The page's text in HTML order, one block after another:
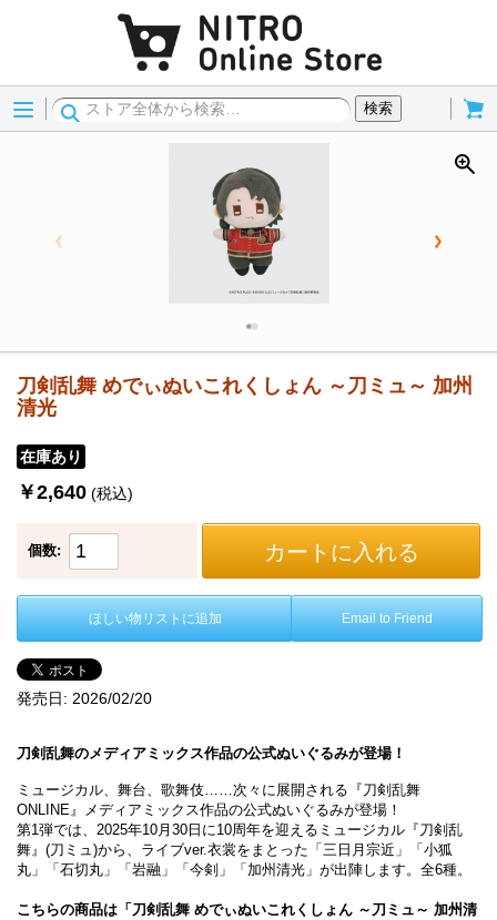
Menu
検索
刀剣乱舞 めでぃぬいこれくしょん ～刀ミュ～ 加州
清光
在庫あり
￥2,640 (税込)
個数: カートに入れる
ほしい物リストに追加 Email to Friend
発売日: 2026/02/20
刀剣乱舞のメディアミックス作品の公式ぬいぐるみが登場！
ミュージカル、舞台、歌舞伎……次々に展開される『刀剣乱舞
ONLINE』メディアミックス作品の公式ぬいぐるみが登場！
第1弾では、2025年10月30日に10周年を迎えるミュージカル『刀剣乱
舞』(刀ミュ)から、ライブver.衣裳をまとった「三日月宗近」「小狐
丸」「石切丸」「岩融」「今剣」「加州清光」が出陣します。全6種。
こちらの商品は「刀剣乱舞 めでぃぬいこれくしょん ～刀ミュ～ 加州清